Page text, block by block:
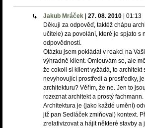
Jakub Mráček 27. 08. 2010 01:13
Děkuji za odpověď, taktéž chápu
učitele) za povolání, které je spjato s
odpovědností.
Otázku jsem pokládal v reakci na
výhradně klient. Omlouvám se, ale
že cokoli si klient vyžádá, to architekt
nevyhovující prostředí a prostředky,
architekturu? Věřím, že ne. Jen to
rozeznat architekt a prostý fachmann.
Architektura je (jako každé umění)
již pan Sedláček zmiňoval) kontext.
zrelativizovat a hájit některé stavby a